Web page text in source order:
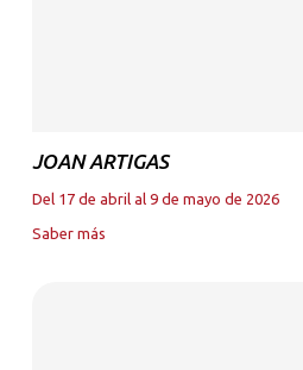
JOAN ARTIGAS
Del 17 de abril al 9 de mayo de 2026
Saber más